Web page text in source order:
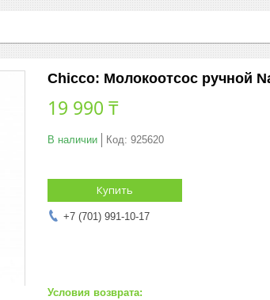
Chicco: Молокоотсос ручной
19 990 ₸
В наличии Код: 925620
Купить
+7 (701) 991-10-17